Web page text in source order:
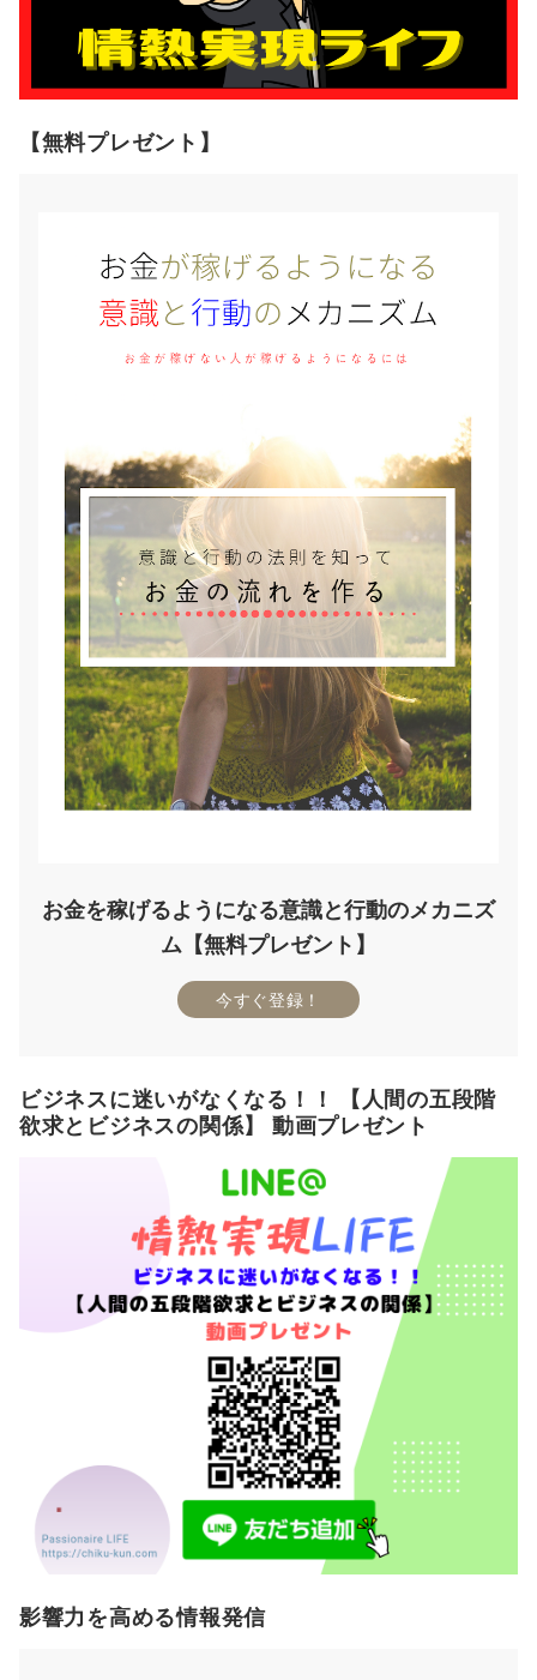
【無料プレゼント】
お金を稼げるようになる意識と行動のメカニズ
ム【無料プレゼント】
今すぐ登録！
ビジネスに迷いがなくなる！！ 【人間の五段階
欲求とビジネスの関係】 動画プレゼント
影響力を高める情報発信